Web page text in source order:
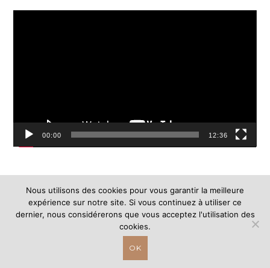
00:00 12:36
©2018 – Souliervert.com. Design & Development by Sarah
Nous utilisons des cookies pour vous garantir la meilleure
expérience sur notre site. Si vous continuez à utiliser ce
dernier, nous considérerons que vous acceptez l'utilisation des
cookies.
OK